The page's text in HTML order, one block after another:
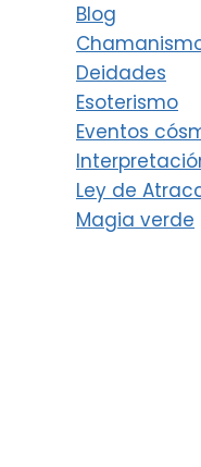
Blog
Deidades
Esoterismo
Eventos
Ley de
Magia verde